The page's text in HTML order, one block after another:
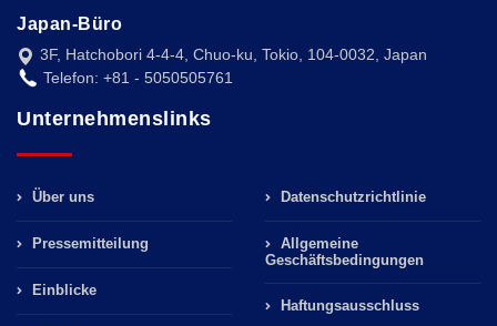
Japan-Büro
3F, Hatchobori 4-4-4, Chuo-ku, Tokio, 104-0032, Japan
Telefon: +81 - 5050505761
Unternehmenslinks
Über uns
Pressemitteilung
Einblicke
Datenschutzrichtlinie
Allgemeine
Geschäftsbedingungen
Haftungsausschluss